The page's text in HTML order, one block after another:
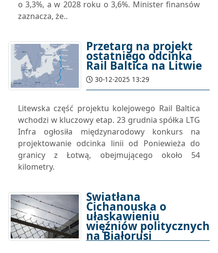
o 3,3%, a w 2028 roku o 3,6%. Minister finansów
zaznacza, że..
Przetarg na projekt
ostatniego odcinka
Rail Baltica na Litwie
30-12-2025 13:29
Litewska część projektu kolejowego Rail Baltica
wchodzi w kluczowy etap. 23 grudnia spółka LTG
Infra ogłosiła międzynarodowy konkurs na
projektowanie odcinka linii od Poniewieża do
granicy z Łotwą, obejmującego około 54
kilometry.
Swiatłana
Cichanouska o
ułaskawieniu
więźniów politycznych
na Białorusi